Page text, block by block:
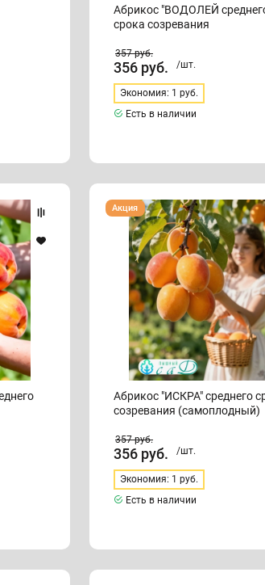
Абрикос "ВОДОЛЕЙ среднего
срока созревания
357руб.
356 руб. /шт.
Экономия: 1 руб.
Есть в наличии
Абрикос
"ИСКРА"
среднего
срока
созревания
(самоплодный)
Абрикос "ИСКРА" среднего срока
созревания (самоплодный)
Акция
357руб.
356 руб. /шт.
Экономия: 1 руб.
Есть в наличии